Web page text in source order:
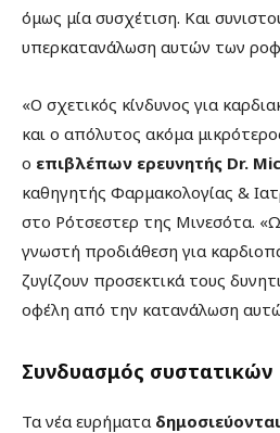
όμως μία συσχέτιση. Και
υπερκατανάλωση αυτών των
«Ο σχετικός κίνδυνος για
και ο απόλυτος ακόμα
ο επιβλέπων ερευνητής Dr.
καθηγητής Φαρμακολογίας &
στο Ρότσεστερ της Μινεσότα.
γνωστή προδιάθεση για
ζυγίζουν προσεκτικά τους
οφέλη από την κατανάλωση
Συνδυασμός συστατικών
Τα νέα ευρήματα